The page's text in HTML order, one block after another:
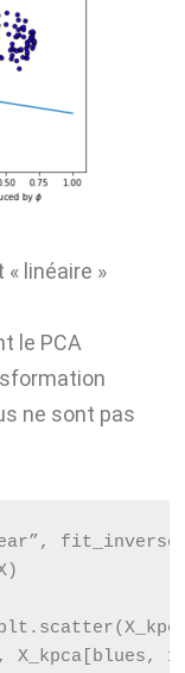
linéaire »
le PCA
ne sont pas